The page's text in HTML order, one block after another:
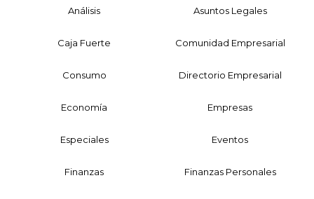
Análisis Asuntos Legales
Caja Fuerte Comunidad Empresarial
Consumo Directorio Empresarial
Economía Empresas
Especiales Eventos
Finanzas Finanzas Personales